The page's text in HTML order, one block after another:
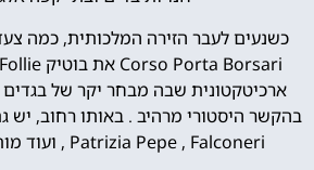
כשנעים לעבר הזירה המלכותית, כמה
ארכיטקטונית שבה מבחר יקר של
בהקשר היסטורי מרהיב . באותו רחוב, יש
Patrizia Pepe , Falconeri , ועוד מותגים רבים לביגוד.